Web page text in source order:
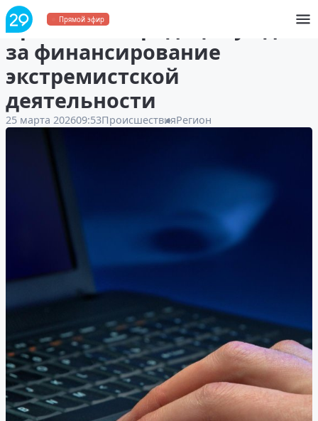
Прямой эфир
Архангелогородец осуждён
за финансирование
экстремистской
деятельности
25 марта 202609:53ПроисшествияРегион